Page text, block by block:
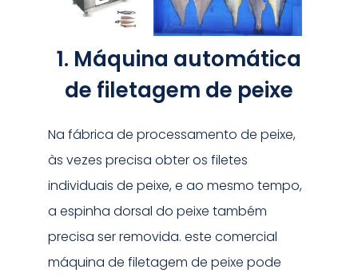
1. Máquina automática
de filetagem de peixe
Na fábrica de processamento de peixe,
às vezes precisa obter os filetes
individuais de peixe, e ao mesmo tempo,
a espinha dorsal do peixe também
precisa ser removida. este comercial
máquina de filetagem de peixe pode